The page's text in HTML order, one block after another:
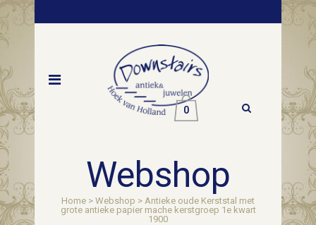
0
Webshop
Home > Webshop > Antieke oude Kerststal met
grote antieke papier mache kerstgroep 1e kwart
1900